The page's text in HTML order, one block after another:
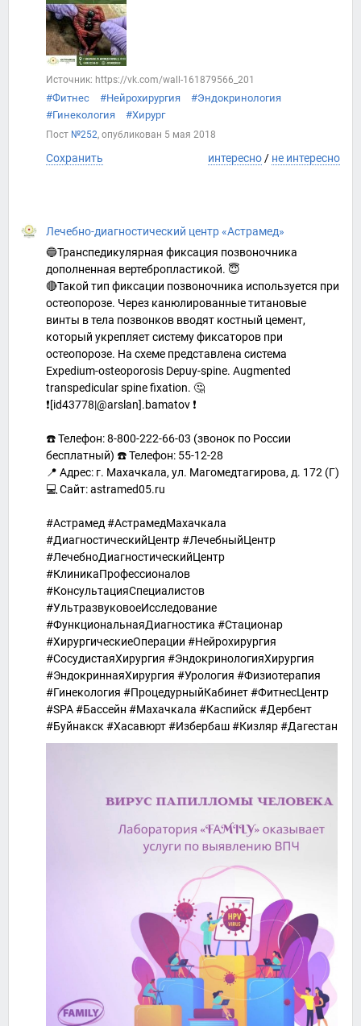
Источник: https://vk.com/wall-161879566_201
#Фитнес #Нейрохирургия
#Эндокринология
#Гинекология
#Хирург
Пост №252, опубликован 5 мая 2018
Сохранить интересно / не интересно
Лечебно-диагностический центр «Астрамед»
🔵Транспедикулярная фиксация позвоночника
дополненная вертебропластикой. 😇
🔴Такой тип фиксации позвоночника используется при
остеопорозе. Через канюлированные титановые
винты в тела позвонков вводят костный цемент,
который укрепляет систему фиксаторов при
остеопорозе. На схеме представлена система
Expedium-osteoporosis Depuy-spine. Augmented
transpedicular spine fixation. 🤔
❗[id43778|@arslan].bamatov ❗
☎️ Телефон: 8-800-222-66-03 (звонок по России
бесплатный) ☎️ Телефон: 55-12-28
📍 Адрес: г. Махачкала, ул. Магомедтагирова, д. 172 (Г)
💻 Сайт: astramed05.ru
#Астрамед #АстрамедМахачкала
#ДиагностическийЦентр #ЛечебныйЦентр
#ЛечебноДиагностическийЦентр
#КлиникаПрофессионалов
#КонсультацияСпециалистов
#УльтразвуковоеИсследование
#ФункциональнаяДиагностика #Стационар
#ХирургическиеОперации #Нейрохирургия
#СосудистаяХирургия #ЭндокринологияХирургия
#ЭндокриннаяХирургия #Урология #Физиотерапия
#Гинекология #ПроцедурныйКабинет #ФитнесЦентр
#SPA #Бассейн #Махачкала #Каспийск #Дербент
#Буйнакск #Хасавюрт #Избербаш #Кизляр #Дагестан